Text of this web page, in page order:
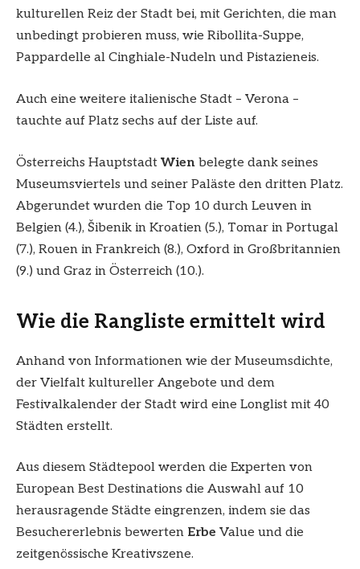
kulturellen Reiz der Stadt bei, mit Gerichten, die man
unbedingt probieren muss, wie Ribollita-Suppe,
Pappardelle al Cinghiale-Nudeln und Pistazieneis.
Auch eine weitere italienische Stadt – Verona –
tauchte auf Platz sechs auf der Liste auf.
Österreichs Hauptstadt Wien belegte dank seines
Museumsviertels und seiner Paläste den dritten Platz.
Abgerundet wurden die Top 10 durch Leuven in
Belgien (4.), Šibenik in Kroatien (5.), Tomar in Portugal
(7.), Rouen in Frankreich (8.), Oxford in Großbritannien
(9.) und Graz in Österreich (10.).
Wie die Rangliste ermittelt wird
Anhand von Informationen wie der Museumsdichte,
der Vielfalt kultureller Angebote und dem
Festivalkalender der Stadt wird eine Longlist mit 40
Städten erstellt.
Aus diesem Städtepool werden die Experten von
European Best Destinations die Auswahl auf 10
herausragende Städte eingrenzen, indem sie das
Besuchererlebnis bewerten Erbe Value und die
zeitgenössische Kreativszene.